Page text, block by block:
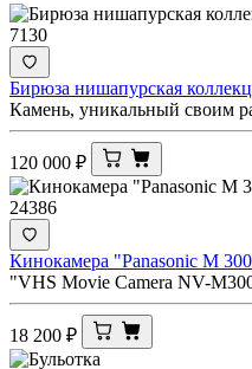
7130
Бирюза нишапурская
Камень, уникальный своим
120 000 ₽
24386
Кинокамера "Panasonic M
"VHS Movie Camera NV-
18 200 ₽